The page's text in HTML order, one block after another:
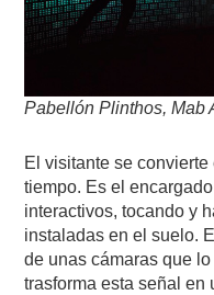
Pabellón Plinthos, Mab
El visitante se
tiempo. Es el
interactivos, tocando y
instaladas en el suelo.
de unas cámaras que
trasforma esta señal en